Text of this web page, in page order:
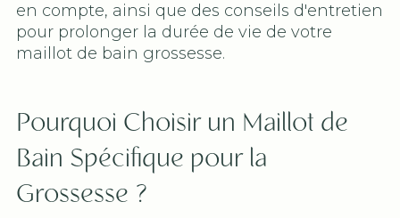
en compte, ainsi que des conseils d'entretien
pour prolonger la durée de vie de votre
maillot de bain grossesse.
Pourquoi Choisir un Maillot de
Bain Spécifique pour la
Grossesse ?